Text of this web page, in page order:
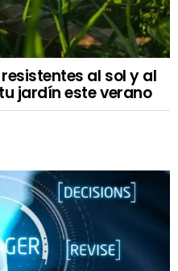
al sol y al
jardín este verano